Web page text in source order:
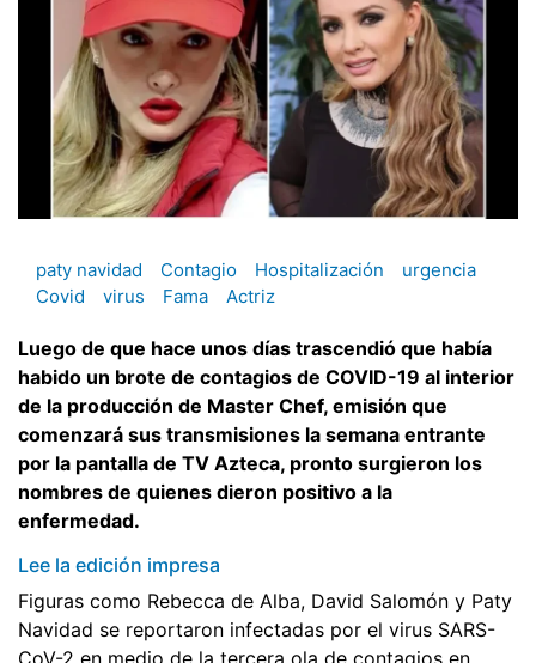
paty navidad Contagio Hospitalización
urgencia
Covid
virus Fama Actriz
Luego de que hace unos días trascendió que había
habido un brote de contagios de COVID-19 al interior
de la producción de Master Chef, emisión que
comenzará sus transmisiones la semana entrante
por la pantalla de TV Azteca, pronto surgieron los
nombres de quienes dieron positivo a la
enfermedad.
Lee la edición impresa
Figuras como Rebecca de Alba, David Salomón y Paty
Navidad se reportaron infectadas por el virus SARS-
CoV-2 en medio de la tercera ola de contagios en